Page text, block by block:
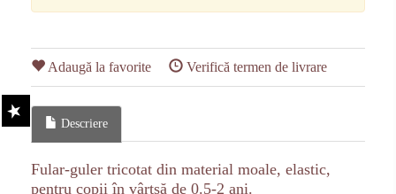
Adaugă la favorite Verifică termen de livrare
Descriere
Fular-guler tricotat din material moale, elastic,
pentru copii în vârtsă de 0.5-2 ani.